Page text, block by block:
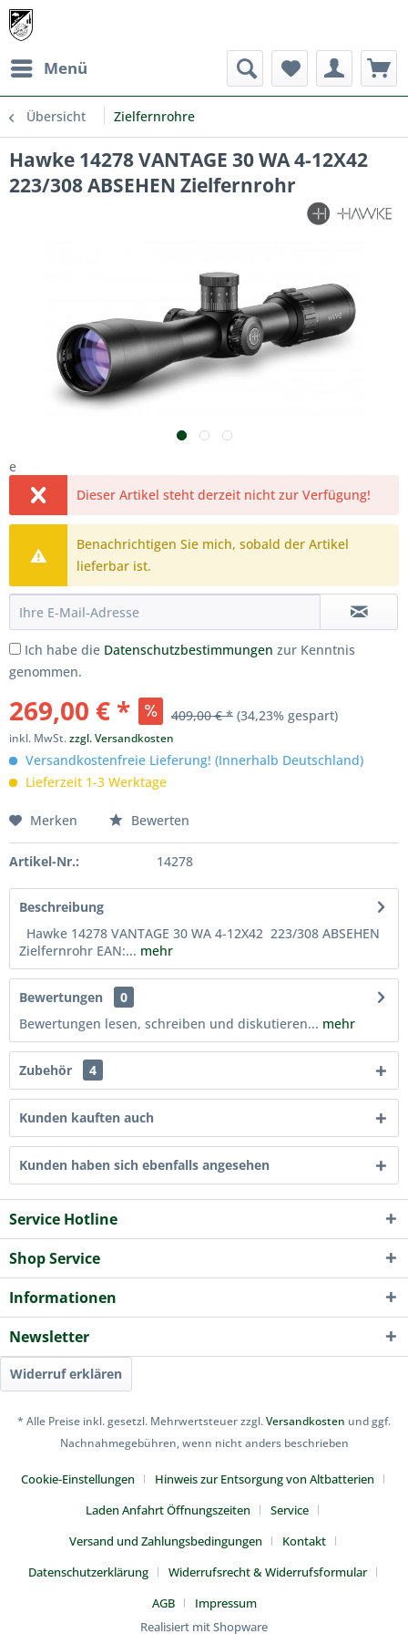
Menü
Übersicht Zielfernrohre
Hawke 14278 VANTAGE 30 WA 4-12X42
223/308 ABSEHEN Zielfernrohr
e
Dieser Artikel steht derzeit nicht zur Verfügung!
Benachrichtigen Sie mich, sobald der Artikel
lieferbar ist.
Ich habe die Datenschutzbestimmungen zur Kenntnis
genommen.
269,00 € * 409,00 € * (34,23% gespart)
inkl. MwSt.zzgl. Versandkosten
Versandkostenfreie Lieferung! (Innerhalb Deutschland)
Lieferzeit 1-3 Werktage
Merken Bewerten
Artikel-Nr.: 14278
Beschreibung
Hawke 14278 VANTAGE 30 WA 4-12X42 223/308 ABSEHEN
Zielfernrohr EAN:... mehr
Bewertungen
0
Bewertungen lesen, schreiben und diskutieren... mehr
Zubehör 4
Kunden kauften auch
Kunden haben sich ebenfalls angesehen
Service Hotline
Shop Service
Informationen
Newsletter
Widerruf erklären
* Alle Preise inkl. gesetzl. Mehrwertsteuer zzgl.Versandkosten und ggf.
Nachnahmegebühren, wenn nicht anders beschrieben
Cookie-Einstellungen
Hinweis zur Entsorgung von Altbatterien
Laden Anfahrt Öffnungszeiten
Service
Versand und Zahlungsbedingungen
Kontakt
Datenschutzerklärung
Widerrufsrecht & Widerrufsformular
AGB
Impressum
Realisiert mit Shopware